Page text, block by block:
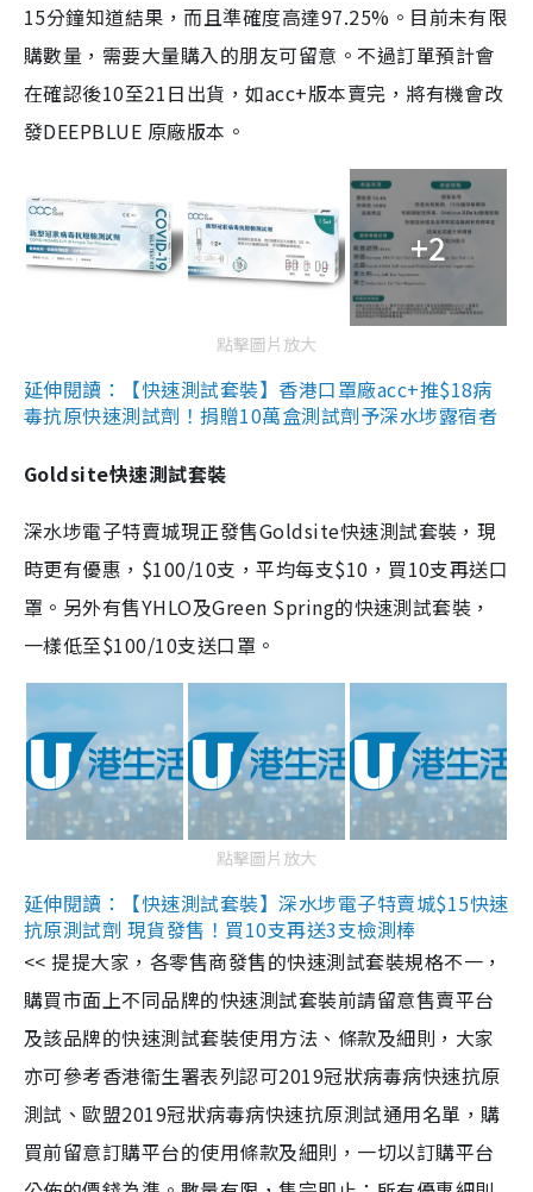
15分鐘知道結果，而且準確度高達97.25%。目前未有限
購數量，需要大量購入的朋友可留意。不過訂單預計會
在確認後10至21日出貨，如acc+版本賣完，將有機會改
發DEEPBLUE 原廠版本。
+2
點擊圖片放大
延伸閱讀：【快速測試套裝】香港口罩廠acc+推$18病
毒抗原快速測試劑！捐贈10萬盒測試劑予深水埗露宿者
Goldsite快速測試套裝
深水埗電子特賣城現正發售Goldsite快速測試套裝，現
時更有優惠，$100/10支，平均每支$10，買10支再送口
罩。另外有售YHLO及Green Spring的快速測試套裝，
一樣低至$100/10支送口罩。
點擊圖片放大
延伸閱讀：【快速測試套裝】深水埗電子特賣城$15快速
抗原測試劑 現貨發售！買10支再送3支檢測棒
<< 提提大家，各零售商發售的快速測試套裝規格不一，
購買市面上不同品牌的快速測試套裝前請留意售賣平台
及該品牌的快速測試套裝使用方法、條款及細則，大家
亦可參考香港衞生署表列認可2019冠狀病毒病快速抗原
測試、歐盟2019冠狀病毒病快速抗原測試通用名單，購
買前留意訂購平台的使用條款及細則，一切以訂購平台